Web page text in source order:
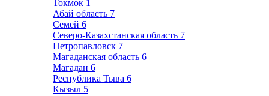
Токмок 1
Абай область 7
Семей 6
Северо-Казахстанская область 7
Петропавловск 7
Магаданская область 6
Магадан 6
Республика Тыва 6
Кызыл 5